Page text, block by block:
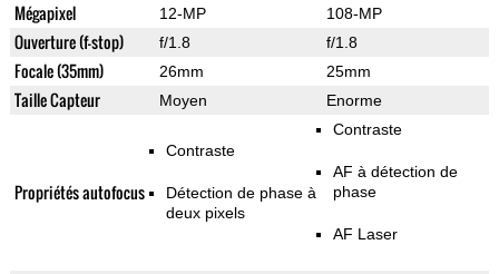
Mégapixel 12-MP 108-MP
Ouverture (f-stop) f/1.8 f/1.8
Focale (35mm) 26mm 25mm
Taille Capteur Moyen Enorme
Propriétés autofocus
Contraste
Détection de phase à
deux pixels
Contraste
AF à détection de
phase
AF Laser